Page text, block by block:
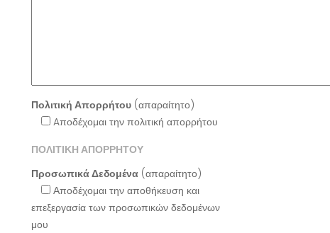
Πολιτική Απορρήτου(απαραίτητο)
Aποδέχομαι την πολιτική απορρήτου
ΠΟΛΙΤΙΚΗ ΑΠΟΡΡΗΤΟΥ
Προσωπικά Δεδομένα(απαραίτητο)
Αποδέχομαι την αποθήκευση και
επεξεργασία των προσωπικών δεδομένων
μου